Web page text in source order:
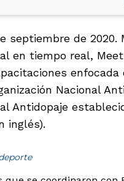
septiembre de
en tiempo real,
Nacional
Antidopaje
inglés).